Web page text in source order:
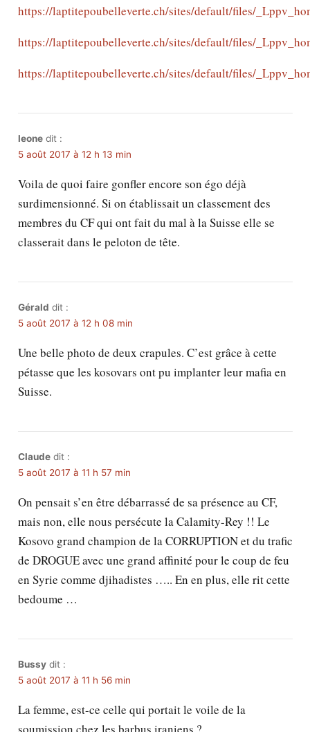
https://laptitepoubelleverte.ch/sites/default/files/
https://laptitepoubelleverte.ch/sites/default/files/
https://laptitepoubelleverte.ch/sites/default/files/
leone dit :
5 août 2017 à 12 h 13 min
Voila de quoi faire gonfler encore son égo déjà
surdimensionné. Si on établissait un classement des
membres du CF qui ont fait du mal à la Suisse elle se
classerait dans le peloton de tête.
Gérald dit :
5 août 2017 à 12 h 08 min
Une belle photo de deux crapules. C’est grâce à cette
pétasse que les kosovars ont pu implanter leur mafia en
Suisse.
Claude dit :
5 août 2017 à 11 h 57 min
On pensait s’en être débarrassé de sa présence au CF,
mais non, elle nous persécute la Calamity-Rey !! Le
Kosovo grand champion de la CORRUPTION et du trafic
de DROGUE avec une grand affinité pour le coup de feu
en Syrie comme djihadistes ….. En en plus, elle rit cette
bedoume …
Bussy dit :
5 août 2017 à 11 h 56 min
La femme, est-ce celle qui portait le voile de la